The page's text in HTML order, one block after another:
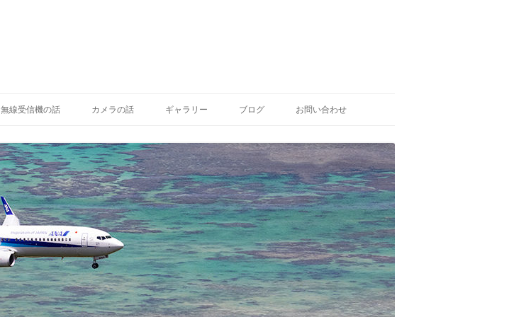
ン
テ
へ
ス
キ
ッ
プ
無線受信機の話 カメラの話 ギャラリー ブログ お問い合わせ